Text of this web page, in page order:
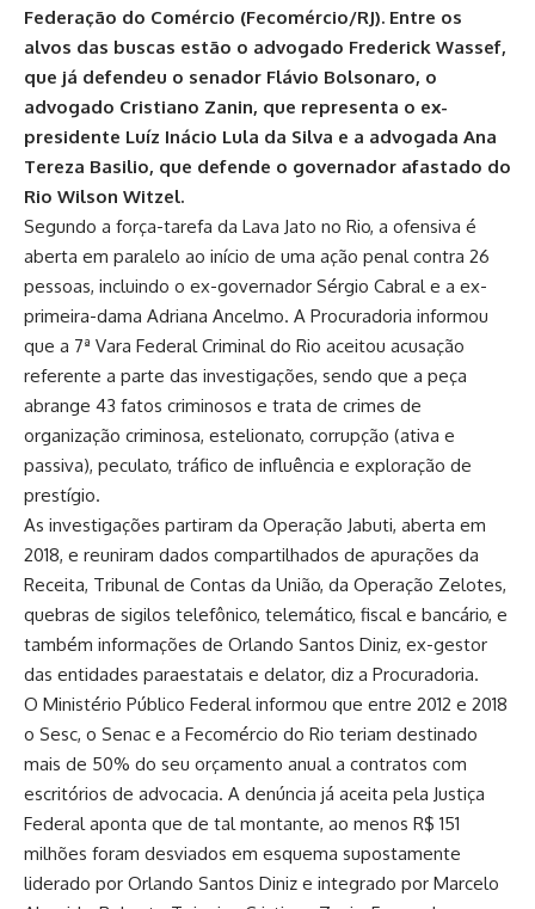
Federação do Comércio (Fecomércio/RJ). Entre os
alvos das buscas estão o advogado Frederick Wassef,
que já defendeu o senador Flávio Bolsonaro, o
advogado Cristiano Zanin, que representa o ex-
presidente Luíz Inácio Lula da Silva e a advogada Ana
Tereza Basilio, que defende o governador afastado do
Rio Wilson Witzel.
Segundo a força-tarefa da Lava Jato no Rio, a ofensiva é
aberta em paralelo ao início de uma ação penal contra 26
pessoas, incluindo o ex-governador Sérgio Cabral e a ex-
primeira-dama Adriana Ancelmo. A Procuradoria informou
que a 7ª Vara Federal Criminal do Rio aceitou acusação
referente a parte das investigações, sendo que a peça
abrange 43 fatos criminosos e trata de crimes de
organização criminosa, estelionato, corrupção (ativa e
passiva), peculato, tráfico de influência e exploração de
prestígio.
As investigações partiram da Operação Jabuti, aberta em
2018, e reuniram dados compartilhados de apurações da
Receita, Tribunal de Contas da União, da Operação Zelotes,
quebras de sigilos telefônico, telemático, fiscal e bancário, e
também informações de Orlando Santos Diniz, ex-gestor
das entidades paraestatais e delator, diz a Procuradoria.
O Ministério Público Federal informou que entre 2012 e 2018
o Sesc, o Senac e a Fecomércio do Rio teriam destinado
mais de 50% do seu orçamento anual a contratos com
escritórios de advocacia. A denúncia já aceita pela Justiça
Federal aponta que de tal montante, ao menos R$ 151
milhões foram desviados em esquema supostamente
liderado por Orlando Santos Diniz e integrado por Marcelo